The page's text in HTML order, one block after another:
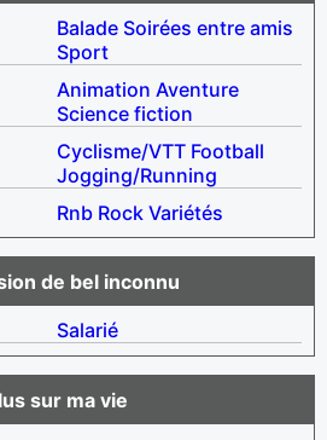
Balade Soirées entre amis
Sport
Animation Aventure
Science fiction
Cyclisme/VTT Football
Jogging/Running
Rnb Rock Variétés
de bel inconnu
Salarié
sur ma vie